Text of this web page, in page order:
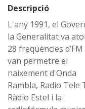
Descripció
L'any 1991, el
la Generalitat va
28 freqüències
van permetre el
naixement d'Onda
Rambla, Radio Tele
Ràdio Estel i la